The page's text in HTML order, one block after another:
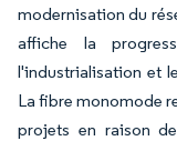
modernisation du
affiche la
l'industrialisation et
La fibre monomode
projets en raison